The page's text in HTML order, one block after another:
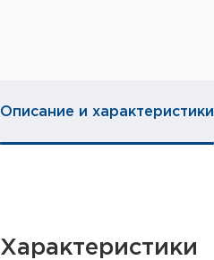
Описание и характеристики
Характеристики